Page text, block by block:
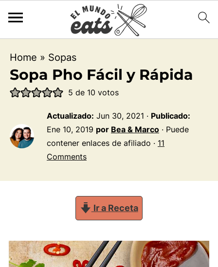
Home » Sopas
Sopa Pho Fácil y Rápida
5 de 10 votos
Actualizado: Jun 30, 2021 · Publicado:
Ene 10, 2019 por Bea & Marco · Puede
contener enlaces de afiliado · 11
Comments
Ir a Receta